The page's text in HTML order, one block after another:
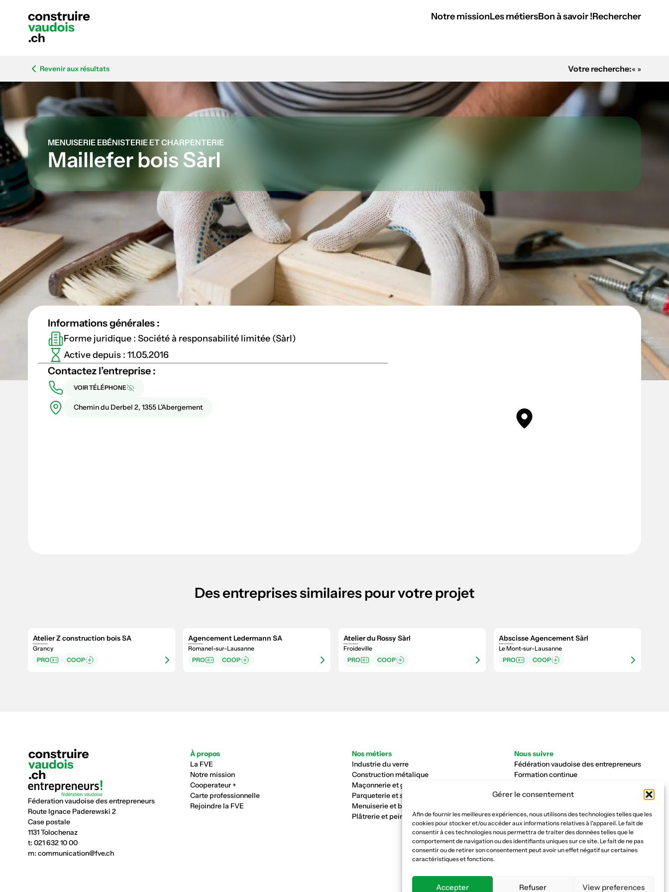
Gérer le consentement
Afin de fournir les meilleures expériences, nous utilisons des technologies telles que les
cookies pour stocker et/ou accéder aux informations relatives à l'appareil. Le fait de
consentir à ces technologies nous permettra de traiter des données telles que le
comportement de navigation ou des identifiants uniques sur ce site. Le fait de ne pas
consentir ou de retirer son consentement peut avoir un effet négatif sur certaines
caractéristiques et fonctions.
Accepter Refuser View preferences
Notre missionLes métiersBon à savoir !Rechercher
Revenir aux résultats Votre recherche:« »
MENUISERIE EBÉNISTERIE ET CHARPENTERIE
Maillefer bois Sàrl
Informations générales :
Forme juridique : Société à responsabilité limitée (Sàrl)
Active depuis : 11.05.2016
Contactez l’entreprise :
VOIR TÉLÉPHONE
Chemin du Derbel 2, 1355 L'Abergement
Des entreprises similaires pour votre projet
Atelier Z construction bois SA
Grancy
PRO
COOP
Agencement Ledermann SA
Romanel-sur-Lausanne
PRO
COOP
Atelier du Rossy Sàrl
Froideville
PRO
COOP
Abscisse Agencement Sàrl
Le Mont-sur-Lausanne
PRO
COOP
Féderation vaudoise des entrepreneurs
Route Ignace Paderewski 2
Case postale
1131 Tolochenaz
t: 021 632 10 00
m: communication@fve.ch
À propos
La FVE
Notre mission
Cooperateur +
Carte professionnelle
Rejoindre la FVE
Nos métiers
Industrie du verre
Construction métalique
Maçonnerie et génie civil
Parqueterie et sols
Menuiserie et bois
Plâtrerie et peinture
Nous suivre
Fédération vaudoise des entrepreneurs
Formation continue
Caisse AVS 66.1